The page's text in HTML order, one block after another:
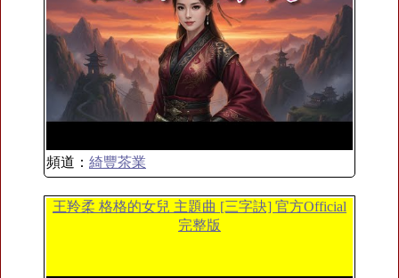
頻道： 綺豐茶業
王羚柔 格格的女兒 主題曲 [三字訣] 官方Official
完整版